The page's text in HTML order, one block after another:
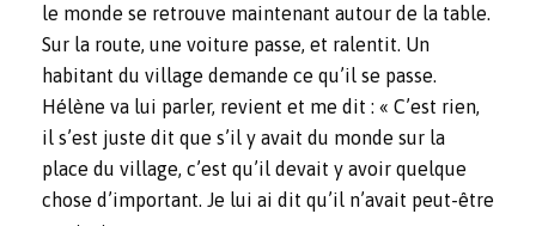
le monde se retrouve maintenant autour de la table.
Sur la route, une voiture passe, et ralentit. Un
habitant du village demande ce qu’il se passe.
Hélène va lui parler, revient et me dit : « C’est rien,
il s’est juste dit que s’il y avait du monde sur la
place du village, c’est qu’il devait y avoir quelque
chose d’important. Je lui ai dit qu’il n’avait peut-être